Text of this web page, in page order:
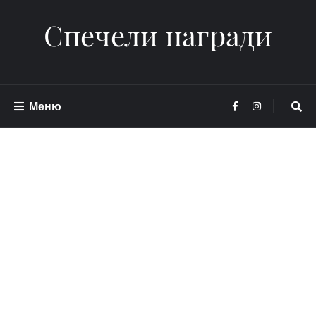
Спечели награди
Меню